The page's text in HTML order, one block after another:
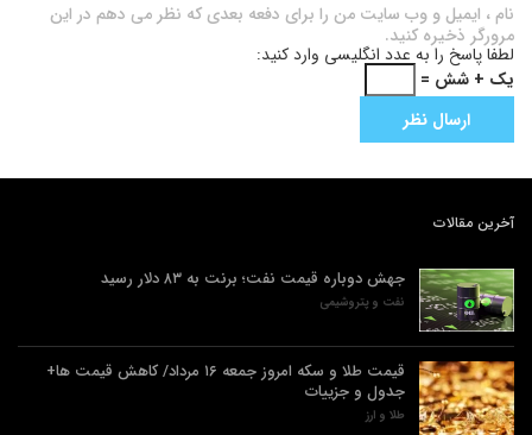
نام ، ایمیل و وب سایت من را برای دفعه بعدی که نظر می دهم در این
مرورگر ذخیره کنید.
لطفا پاسخ را به عدد انگلیسی وارد کنید:
یک + شش =
آخرین مقالات
جهش دوباره قیمت نفت؛ برنت به ۸۳ دلار رسید
نفت و پتروشیمی
قیمت طلا و سکه امروز جمعه ۱۶ مرداد/ کاهش قیمت ها+
جدول و جزییات
طلا و ارز